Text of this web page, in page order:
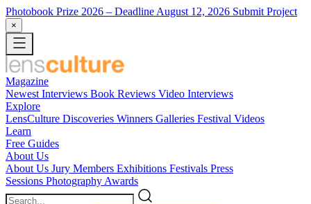
Photobook Prize 2026 – Deadline August 12, 2026 Submit Project
×
Magazine
Newest Interviews Book Reviews Video Interviews
Explore
LensCulture Discoveries Winners Galleries Festival Videos
Learn
Free Guides
About Us
About Us Jury Members Exhibitions Festivals Press
Sessions Photography Awards